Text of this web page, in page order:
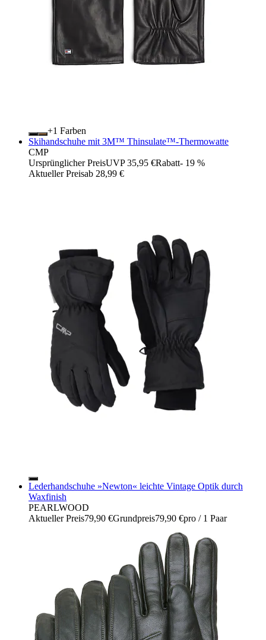
+
Farben
Skihandschuhe mit 3M™ Thinsulate™-Thermowatte
CMP
Ursprünglicher PreisUVP 35,95 €Rabatt- 19 %
Aktueller Preisab 28,99 €
Lederhandschuhe »Newton« leichte Vintage Optik durch
Waxfinish
PEARLWOOD
Aktueller Preis79,90 €Grundpreis79,90 €pro / 1 Paar